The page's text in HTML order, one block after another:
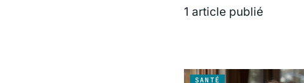
1 article publié
SANTÉ